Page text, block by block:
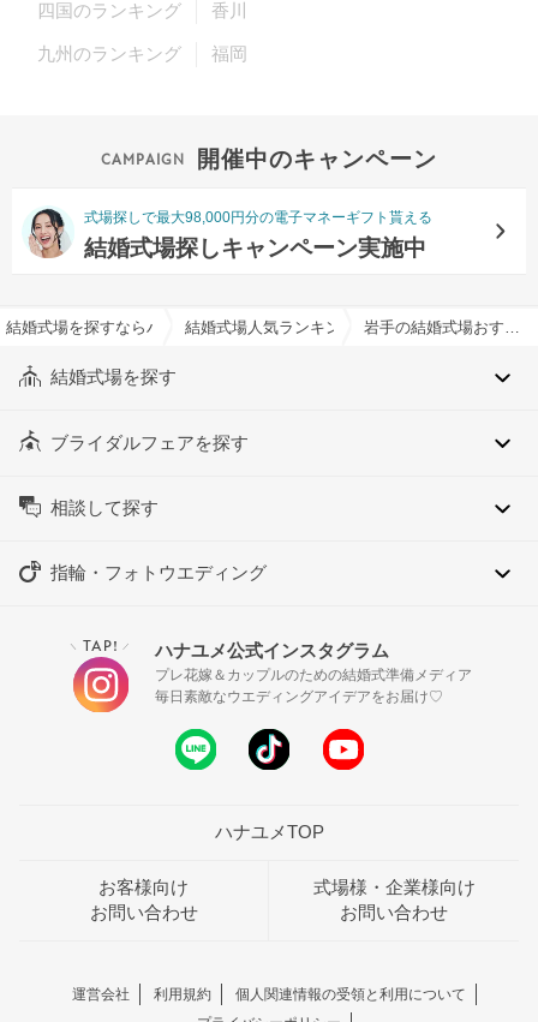
四国のランキング 香川
九州のランキング 福岡
開催中のキャンペーン
式場探しで最大98,000円分の電子マネーギフト貰える
結婚式場探しキャンペーン実施中
結婚式場を探すならハナユメ結婚式場人気ランキング
結婚式場を探す
ブライダルフェアを探す
相談して探す
指輪・フォトウエディング
＼ TAP! ／ ハナユメ公式インスタグラム
プレ花嫁＆カップルのための結婚式準備メディア
毎日素敵なウエディングアイデアをお届け♡
ハナユメTOP
お客様向け
お問い合わせ
式場様・企業様向け
お問い合わせ
運営会社 利用規約
個人関連情報の受領と利用について